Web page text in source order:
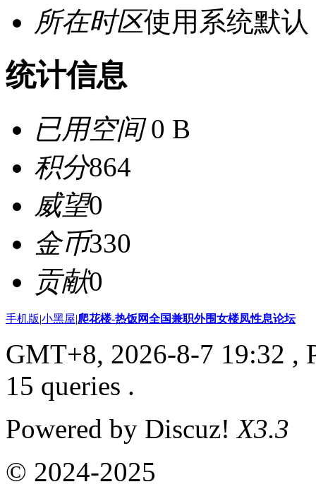
所在时区使用系统默认
统计信息
已用空间0 B
积分864
威望0
金币330
贡献0
手机版|小黑屋|爬花楼-热饭网全国兼职外围女楼凤性息论坛
GMT+8, 2026-8-7 19:32 ,
15 queries .
Powered by Discuz!X3.3
© 2024-2025